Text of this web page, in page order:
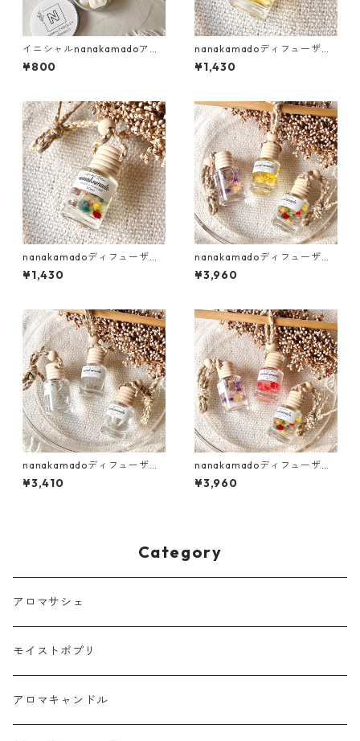
イニシャルnanakamadoアロ
マキャンドル
¥800
nanakamadoディフューザー
B（イエロー×ホワイト系）
¥1,430
nanakamadoディフューザー
F（カラフル系）
¥1,430
nanakamadoディフューザー
3種類setC（朝の集中リフレッ
シュブレンド）
¥3,960
nanakamadoディフューザー
3個set（ドライフラワーな
し）
¥3,410
nanakamadoディフューザー
3種類setD（すっきりクリア
ブレンド）
¥3,960
Category
アロマサシェ
モイストポプリ
アロマキャンドル